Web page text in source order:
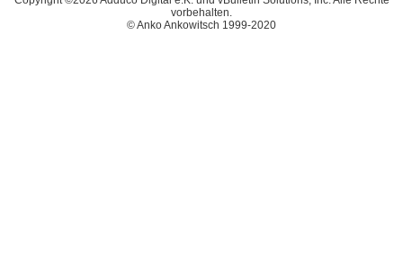
vorbehalten.
© Anko Ankowitsch 1999-2020